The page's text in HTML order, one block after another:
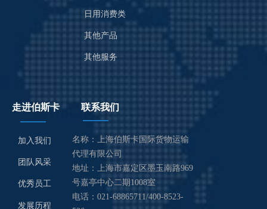
联系我们
名称：上海伯斯卡国际货物运输
代理有限公司
地址：上海市嘉定区墨玉南路969
号嘉亭中心二期1008室
电话：021-68865711/400-8523-
日用消费类
其他产品
其他服务
走进伯斯卡
加入我们
团队风采
优秀员工
发展历程